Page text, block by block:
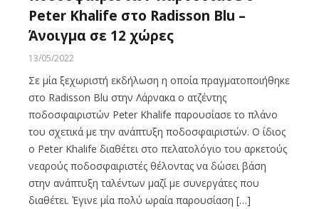
Peter Khalife στο Radisson Blu –
Άνοιγμα σε 12 χώρες
13/05/2022
Σε μία ξεχωριστή εκδήλωση η οποία πραγματοποιήθηκε
στο Radisson Blu στην Λάρνακα ο ατζέντης
ποδοσφαιριστών Peter Khalife παρουσίασε το πλάνο
του σχετικά με την ανάπτυξη ποδοσφαιριστών. Ο ίδιος
ο Peter Khalife διαθέτει στο πελατολόγιο του αρκετούς
νεαρούς ποδοσφαιριστές θέλοντας να δώσει βάση
στην ανάπτυξη ταλέντων μαζί με συνεργάτες που
διαθέτει. Έγινε μία πολύ ωραία παρουσίαση […]